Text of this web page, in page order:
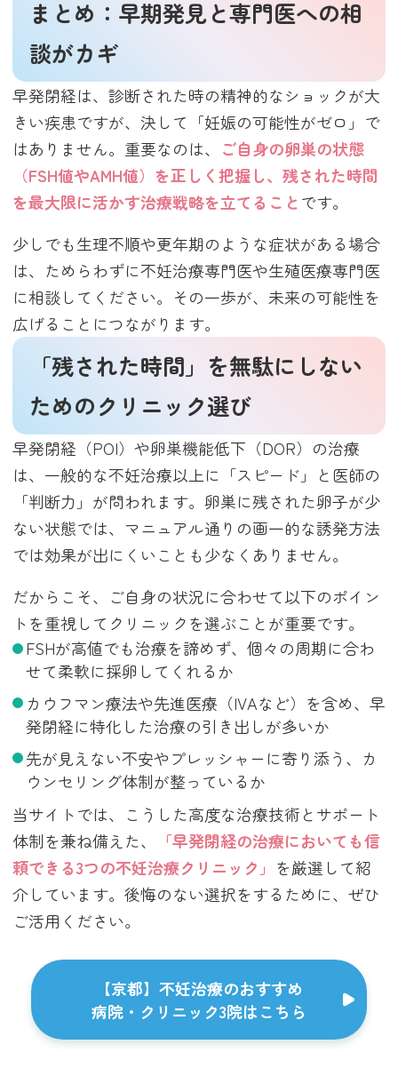
まとめ：早期発見と専門医への相
談がカギ
早発閉経は、診断された時の精神的なショックが大
きい疾患ですが、決して「妊娠の可能性がゼロ」で
はありません。重要なのは、
ご自身の卵巣の状態
（FSH値やAMH値）を正しく把握し、残された時間
を最大限に活かす治療戦略を立てること です。
少しでも生理不順や更年期のような症状がある場合
は、ためらわずに不妊治療専門医や生殖医療専門医
に相談してください。その一歩が、未来の可能性を
広げることにつながります。
「残された時間」を無駄にしない
ためのクリニック選び
早発閉経（POI）や卵巣機能低下（DOR）の治療
は、一般的な不妊治療以上に「スピード」と医師の
「判断力」が問われます。卵巣に残された卵子が少
ない状態では、マニュアル通りの画一的な誘発方法
では効果が出にくいことも少なくありません。
だからこそ、ご自身の状況に合わせて以下のポイン
トを重視してクリニックを選ぶことが重要です。
FSHが高値でも治療を諦めず、個々の周期に合わ
せて柔軟に採卵してくれるか
カウフマン療法や先進医療（IVAなど）を含め、早
発閉経に特化した治療の引き出しが多いか
先が見えない不安やプレッシャーに寄り添う、カ
ウンセリング体制が整っているか
当サイトでは、こうした高度な治療技術とサポート
体制を兼ね備えた、
「早発閉経の治療においても信
頼できる3つの不妊治療クリニック」 を厳選して紹
介しています。後悔のない選択をするために、ぜひ
ご活用ください。
【京都】不妊治療のおすすめ
病院・クリニック3院はこちら